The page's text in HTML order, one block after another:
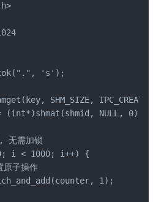
's');
SHM_SIZE, IPC_CREAT
(int*)shmat(shmid, NULL, 0);
无需加锁
i < 1000; i++) {
子操作
1);